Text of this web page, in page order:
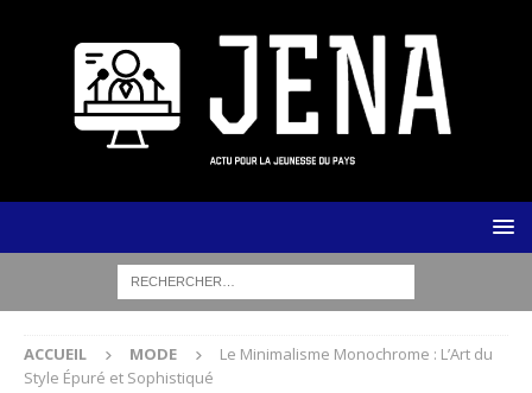
ACCUEIL MODE
Le Minimalisme Monochrome : L’Art du
Style Épuré et Sophistiqué